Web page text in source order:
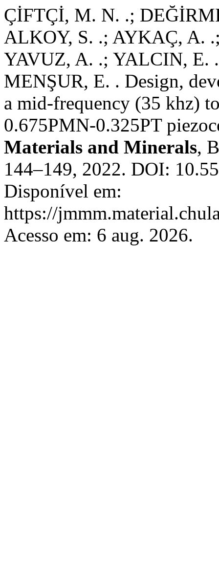
ÇİFTÇİ, M. N. .;
ALKOY, S. .; AYKAÇ, A.
YAVUZ, A. .; YALCIN, E.
MENŞUR, E. . Design,
a mid-frequency (35 khz)
0.675PMN-0.325PT
Materials and Minerals,
144–149, 2022. DOI:
Disponível em:
https://
Acesso em: 6 aug. 2026.